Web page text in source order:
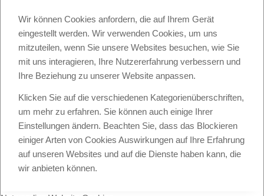
Wir können Cookies anfordern, die auf Ihrem Gerät
eingestellt werden. Wir verwenden Cookies, um uns
mitzuteilen, wenn Sie unsere Websites besuchen, wie Sie
mit uns interagieren, Ihre Nutzererfahrung verbessern und
Ihre Beziehung zu unserer Website anpassen.
Klicken Sie auf die verschiedenen Kategorienüberschriften,
um mehr zu erfahren. Sie können auch einige Ihrer
Einstellungen ändern. Beachten Sie, dass das Blockieren
einiger Arten von Cookies Auswirkungen auf Ihre Erfahrung
auf unseren Websites und auf die Dienste haben kann, die
wir anbieten können.